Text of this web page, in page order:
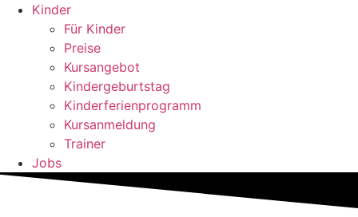
Kinder
Für Kinder
Preise
Kursangebot
Kindergeburtstag
Kinderferienprogramm
Kursanmeldung
Trainer
Jobs